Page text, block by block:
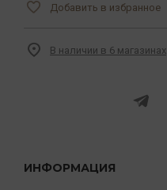
ИНФОРМАЦИЯ
Добавить в избранное
В наличии в 6 магазинах